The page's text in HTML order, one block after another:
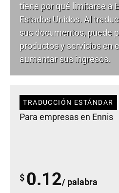
tiene por qué limitarse a
Estados Unidos. Al
sus documentos, puede
productos y servicios en
aumentar sus ingresos.
TRADUCCIÓN ESTÁNDAR
Para empresas en Ennis
$ 0.12/ palabra